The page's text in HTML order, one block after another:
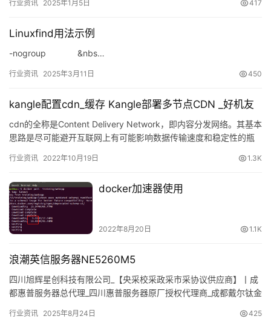
行业资讯 2025年1月5日 417
Linuxfind用法示例
-nogroup &nbs…
行业资讯 2025年3月11日 450
kangle配置cdn_缓存 Kangle部署多节点CDN _好机友
cdn的全称是Content Delivery Network，即内容分发网络。其基本
思路是尽可能避开互联网上有可能影响数据传输速度和稳定性的瓶
行业资讯 2022年10月19日 1.3K
docker加速器使用
2022年8月20日 1.1K
浪潮英信服务器NE5260M5
四川旭辉星创科技有限公司_【央采校采政采市采协议供应商】丨成
都惠普服务器总代理_四川惠普服务器原厂授权代理商_成都戴尔钛金
行业资讯 2025年8月24日 425